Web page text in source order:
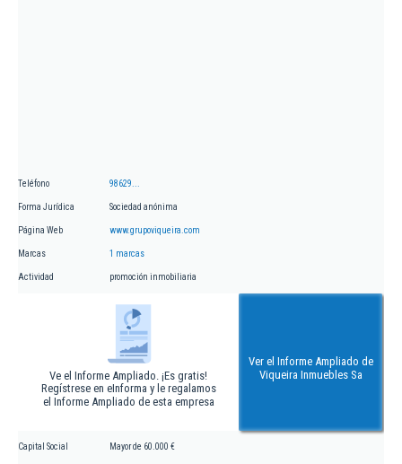
Teléfono 98629...
Forma Jurídica Sociedad anónima
Página Web www.grupoviqueira.com
Marcas 1 marcas
Actividad promoción inmobiliaria
Ve el Informe Ampliado. ¡Es gratis!
Regístrese en eInforma y le regalamos
el Informe Ampliado de esta empresa
Ver el Informe Ampliado de
Viqueira Inmuebles Sa
Capital Social Mayor de 60.000 €